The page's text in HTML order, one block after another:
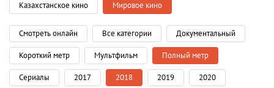
Казахстанское кино Мировое кино
Смотреть онлайн Все категории Документальный
Короткий метр Мультфильм Полный метр
Сериалы 2017 2018 2019 2020